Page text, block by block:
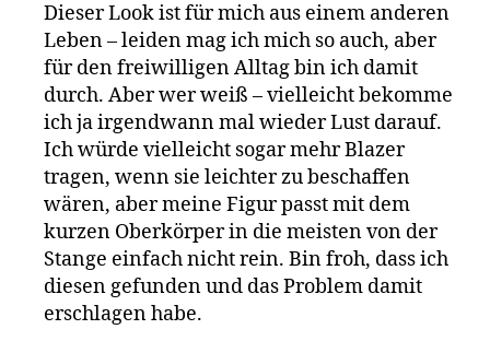
Dieser Look ist für mich aus einem anderen
Leben – leiden mag ich mich so auch, aber
für den freiwilligen Alltag bin ich damit
durch. Aber wer weiß – vielleicht bekomme
ich ja irgendwann mal wieder Lust darauf.
Ich würde vielleicht sogar mehr Blazer
tragen, wenn sie leichter zu beschaffen
wären, aber meine Figur passt mit dem
kurzen Oberkörper in die meisten von der
Stange einfach nicht rein. Bin froh, dass ich
diesen gefunden und das Problem damit
erschlagen habe.